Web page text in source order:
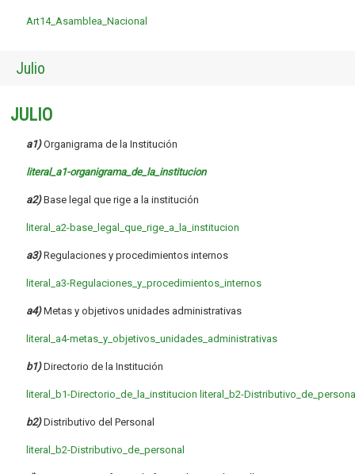
Art14_Asamblea_Nacional
Julio
JULIO
a1) Organigrama de la Institución
literal_a1-organigrama_de_la_institucion
a2) Base legal que rige a la institución
literal_a2-base_legal_que_rige_a_la_institucion
a3)Regulaciones y procedimientos internos
literal_a3-Regulaciones_y_procedimientos_internos
a4)Metas y objetivos unidades administrativas
literal_a4-metas_y_objetivos_unidades_administrativas
b1)Directorio de la Institución
literal_b1-Directorio_de_la_institucion literal_b2-
b2)Distributivo del Personal
literal_b2-Distributivo_de_personal